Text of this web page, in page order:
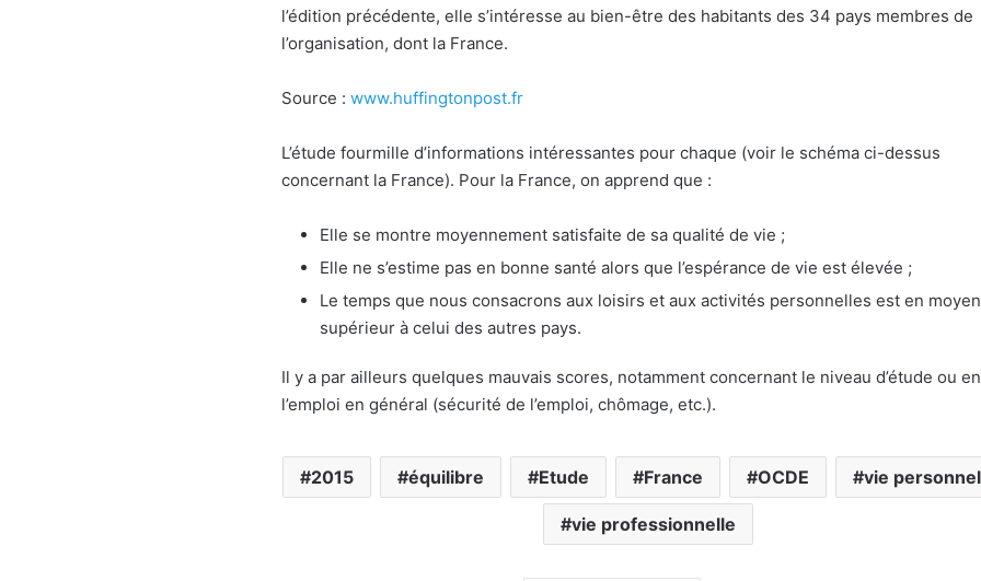
l’édition précédente, elle s’intéresse au bien-être des habitants des 34 pays membres de
l’organisation, dont la France.
Source : www.huffingtonpost.fr
L’étude fourmille d’informations intéressantes pour chaque (voir le schéma ci-dessus
concernant la France). Pour la France, on apprend que :
Elle se montre moyennement satisfaite de sa qualité de vie ;
Elle ne s’estime pas en bonne santé alors que l’espérance de vie est élevée ;
Le temps que nous consacrons aux loisirs et aux activités personnelles est en
supérieur à celui des autres pays.
Il y a par ailleurs quelques mauvais scores, notamment concernant le niveau d’étude ou
l’emploi en général (sécurité de l’emploi, chômage, etc.).
2015 équilibre Etude France OCDE vie
vie professionnelle